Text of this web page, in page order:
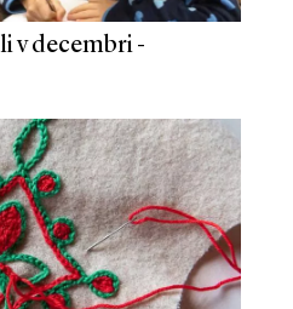
v decembri -